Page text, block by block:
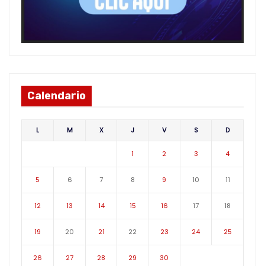
Calendario
L M X J V S D
1 2 3 4
5 6 7 8 9 10 11
12 13 14 15 16 17 18
19 20 21 22 23 24 25
26 27 28 29 30